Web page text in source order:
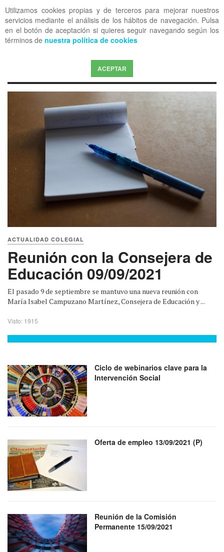
Utilizamos cookies propias y de terceros para mejorar nuestros
servicios mediante el análisis de los hábitos de navegación. Pulsa
en el botón de aceptación si quieres seguir navegando según los
términos de nuestra política de cookies
ACEPTAR
OFF CANVAS
ACTUALIDAD COLEGIAL
Reunión con la Consejera de
Educación 09/09/2021
El pasado 9 de septiembre se mantuvo una nueva reunión con
María Isabel Campuzano Martínez, Consejera de Educación y ...
Visto: 1915
Ciclo de webinarios clave para la
Intervención Social
Oferta de empleo 13/09/2021 (P)
Reunión de la Comisión
Permanente 15/09/2021